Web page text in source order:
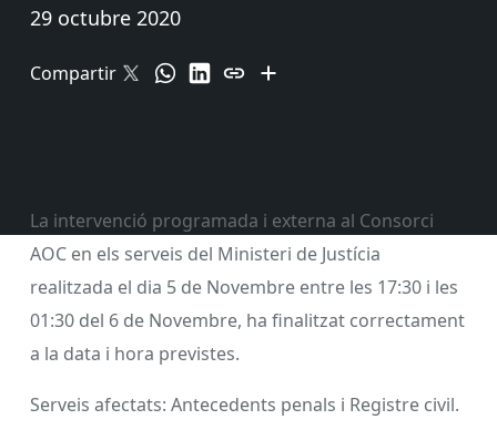
29 octubre 2020
Compartir
La intervenció programada i externa al Consorci
AOC en els serveis del Ministeri de Justícia
realitzada el dia 5 de Novembre entre les 17:30 i les
01:30 del 6 de Novembre, ha finalitzat correctament
a la data i hora previstes.
Serveis afectats: Antecedents penals i Registre civil.